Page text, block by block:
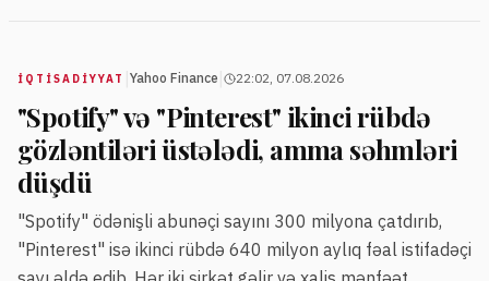
İQTISADIYYAT Yahoo Finance 22:02, 07.08.2026
"Spotify" və "Pinterest" ikinci rübdə
gözləntiləri üstələdi, amma səhmləri
düşdü
"Spotify" ödənişli abunəçi sayını 300 milyona çatdırıb,
"Pinterest" isə ikinci rübdə 640 milyon aylıq fəal istifadəçi